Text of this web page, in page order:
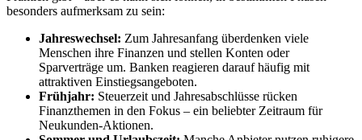
besonders aufmerksam zu sein:
Jahreswechsel: Zum Jahresanfang überdenken viele
Menschen ihre Finanzen und stellen Konten oder
Sparverträge um. Banken reagieren darauf häufig mit
attraktiven Einstiegsangeboten.
Frühjahr: Steuerzeit und Jahresabschlüsse rücken
Finanzthemen in den Fokus – ein beliebter Zeitraum für
Neukunden-Aktionen.